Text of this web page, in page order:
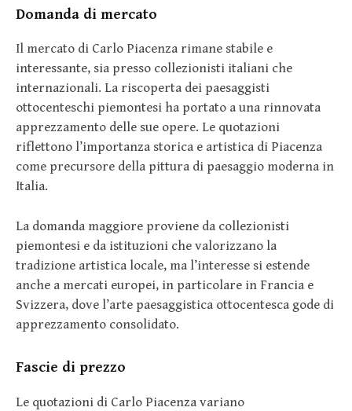
Domanda di mercato
Il mercato di Carlo Piacenza rimane stabile e
interessante, sia presso collezionisti italiani che
internazionali. La riscoperta dei paesaggisti
ottocenteschi piemontesi ha portato a una rinnovata
apprezzamento delle sue opere. Le quotazioni
riflettono l’importanza storica e artistica di Piacenza
come precursore della pittura di paesaggio moderna in
Italia.
La domanda maggiore proviene da collezionisti
piemontesi e da istituzioni che valorizzano la
tradizione artistica locale, ma l’interesse si estende
anche a mercati europei, in particolare in Francia e
Svizzera, dove l’arte paesaggistica ottocentesca gode di
apprezzamento consolidato.
Fascie di prezzo
Le quotazioni di Carlo Piacenza variano